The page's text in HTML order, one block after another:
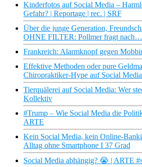
Kinderfotos auf Social Media –
Gefahr? | Reportage | rec. | SRF
Über die junge Generation,
OHNE FILTER: Pollmer fragt
Frankreich: Alarmknopf gegen
Effektive Methoden oder pure
Chiropraktiker-Hype auf Social
Tierquälerei auf Social Media: Wer
Kollektiv
#Trump – Wie Social Media die
ARTE
Kein Social Media, kein Online-
Alltag ohne Smartphone I 37 Grad
Social Media abhängig? 😭 | ARTE